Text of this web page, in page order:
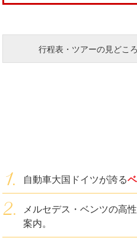
行程表・ツアーの見どころ
自動車大国ドイツが誇る
メルセデス・ベンツの高
案内。